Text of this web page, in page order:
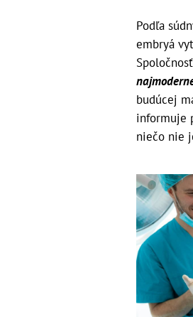
Podľa
embryá
budúcej
informuje
niečo nie